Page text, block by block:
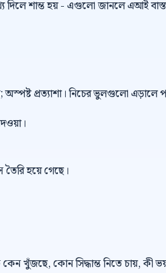
শান্ত হয় - এগুলো জানলে এআই
প্রত্যাশা। নিচের ভুলগুলো এড়ালে
হয়ে গেছে।
খুঁজছে, কোন সিদ্ধান্ত নিতে চায়,